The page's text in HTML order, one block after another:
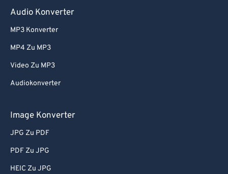
Audio Konverter
MP3 Konverter
MP4 Zu MP3
Video Zu MP3
Audiokonverter
Image Konverter
JPG Zu PDF
PDF Zu JPG
HEIC Zu JPG